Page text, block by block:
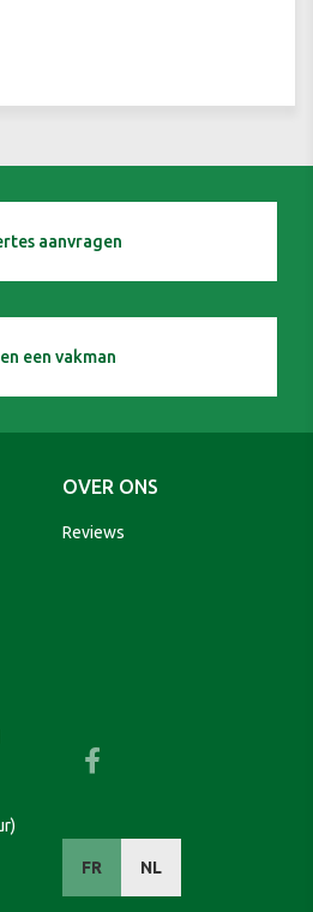
aanvragen
een vakman
OVER ONS
Reviews
FR NL